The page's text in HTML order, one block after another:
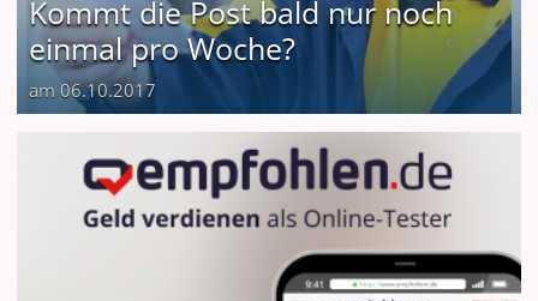
Kommt die Post bald nur noch
einmal pro Woche?
am 06.10.2017